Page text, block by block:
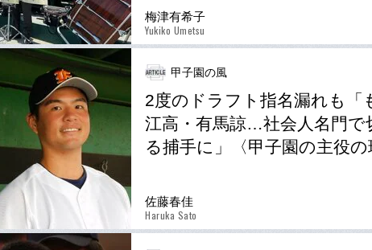
梅津有希子
Yukiko Umetsu
甲子園の風
2度のドラフト指名漏れも「
江高・有馬諒…社会人名門で
る捕手に」〈甲子園の主役の
佐藤春佳
Haruka Sato